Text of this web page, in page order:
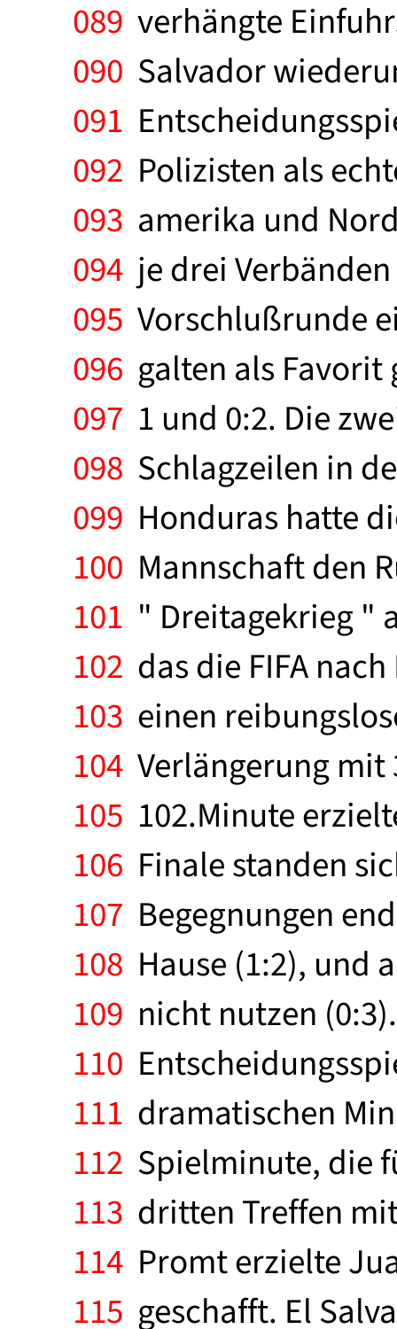
089 verhängte
090 Salvador
091
092 Polizisten als
093 amerika und
094 je drei
095 Vorschlußrunde
096 galten als
097 1 und 0:2. Die
098 Schlagzeilen in
099 Honduras hatte
100 Mannschaft den
101 " Dreitagekrieg "
102 das die FIFA
103 einen
104 Verlängerung mit
105 102.Minute
106 Finale standen
107 Begegnungen
108 Hause (1:2), und
109 nicht nutzen
110
111 dramatischen
112 Spielminute, die
113 dritten Treffen
114 Promt erzielte
115 geschafft. El